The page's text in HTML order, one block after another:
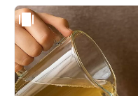
అంతర్జాతీయం
సినిమా